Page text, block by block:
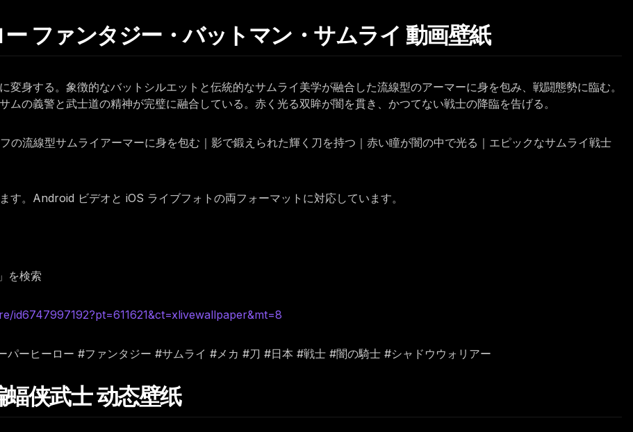
ファンタジー・バットマン・サムライ 動画壁紙
身する。象徴的なバットシルエットと伝統的なサムライ美学が融合した流線型のアーマーに身を包み、戦闘態勢に臨む。
の義警と武士道の精神が完璧に融合している。赤く光る双眸が闇を貫き、かつてない戦士の降臨を告げる。
流線型サムライアーマーに身を包む｜影で鍛えられた輝く刀を持つ｜赤い瞳が闇の中で光る｜エピックなサムライ戦士
。Android ビデオと iOS ライブフォトの両フォーマットに対応しています。
」を検索
id6747997192?pt=611621&ct=xlivewallpaper&mt=8
ーヒーロー #ファンタジー #サムライ #メカ #刀 #日本 #戦士 #闇の騎士 #シャドウウォリアー
侠武士 动态壁纸